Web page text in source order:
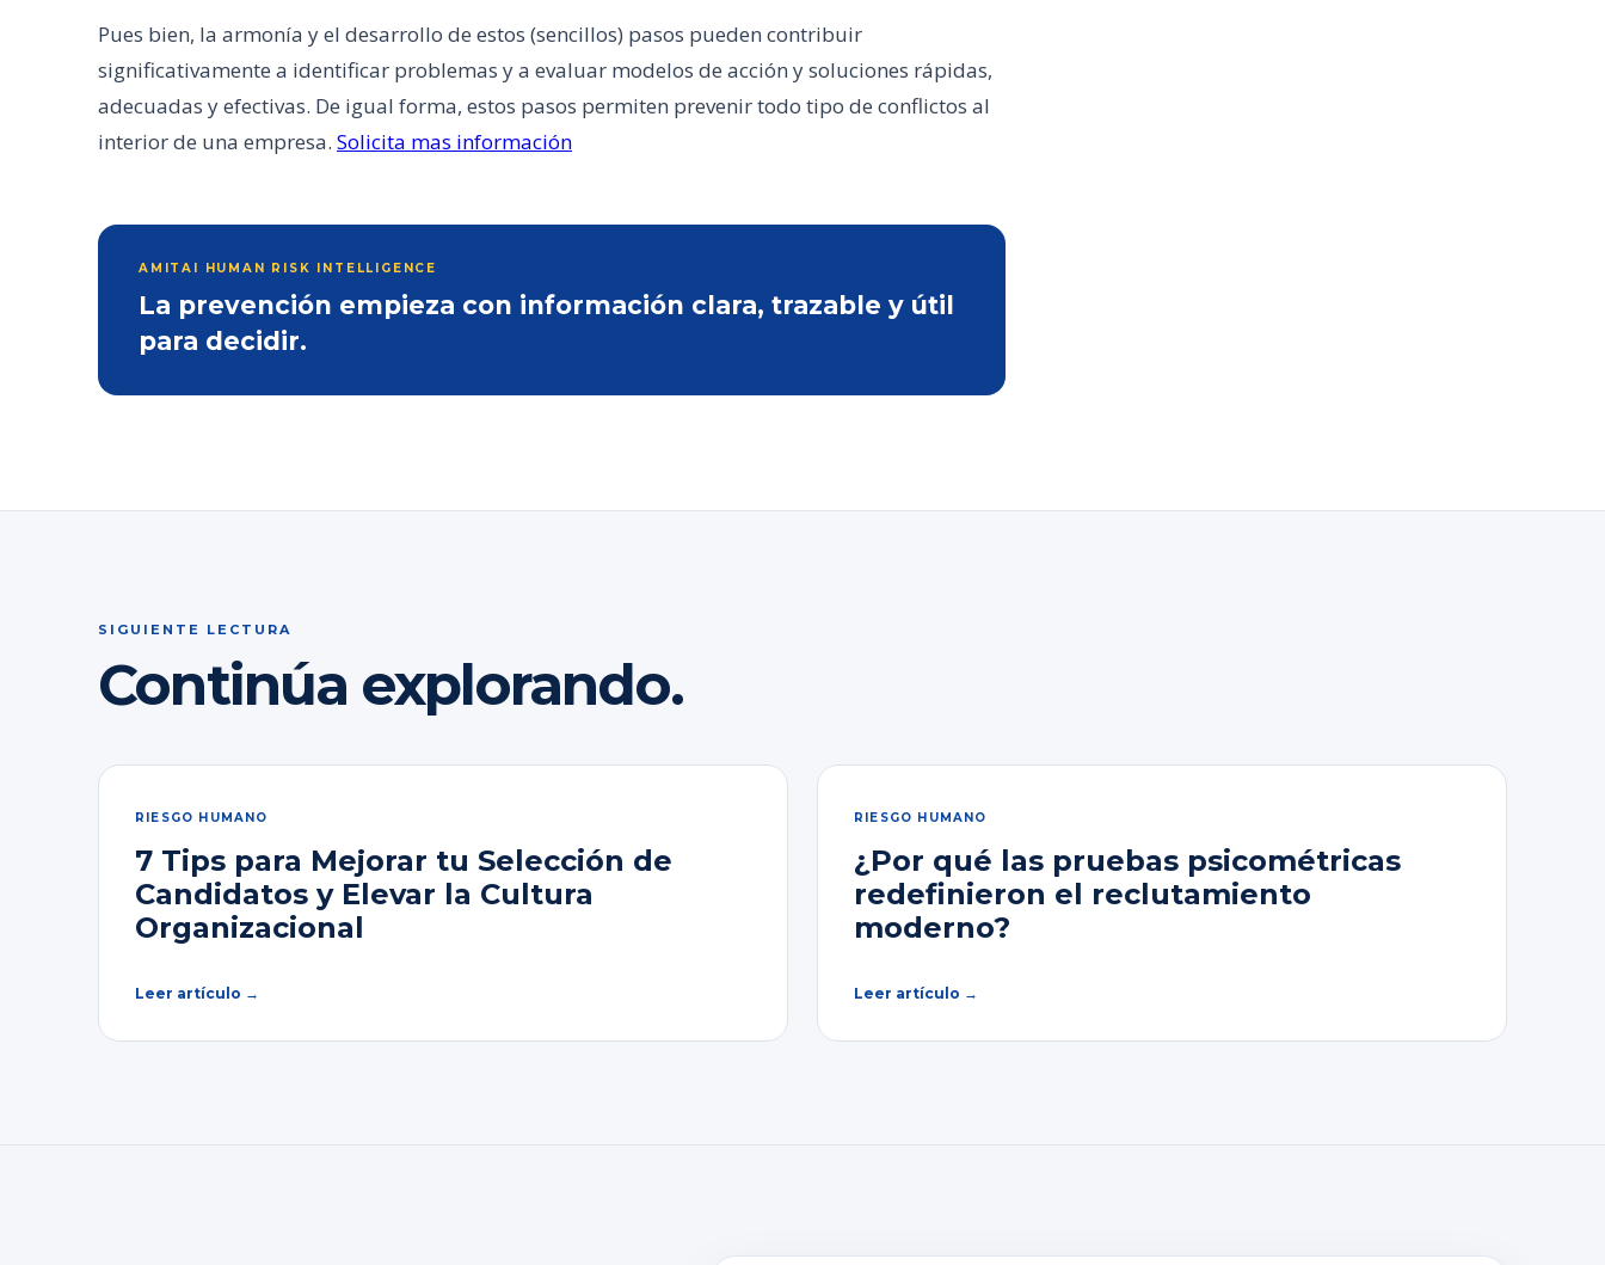
Pues bien, la armonía y el desarrollo de estos (sencillos) pasos pueden contribuir
significativamente a identificar problemas y a evaluar modelos de acción y soluciones rápidas,
adecuadas y efectivas. De igual forma, estos pasos permiten prevenir todo tipo de conflictos al
interior de una empresa. Solicita mas información
AMITAI HUMAN RISK INTELLIGENCE
La prevención empieza con información clara, trazable y útil
para decidir.
SIGUIENTE LECTURA
Continúa explorando.
RIESGO HUMANO
7 Tips para Mejorar tu Selección de
Candidatos y Elevar la Cultura
Organizacional
Leer artículo →
RIESGO HUMANO
¿Por qué las pruebas psicométricas
redefinieron el reclutamiento
moderno?
Leer artículo →